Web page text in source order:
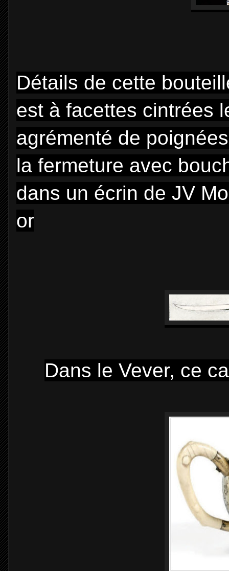
Détails de cette
est à facettes cintrées
agrémenté de
la fermeture avec
dans un écrin de JV
or
Dans le Vever, ce